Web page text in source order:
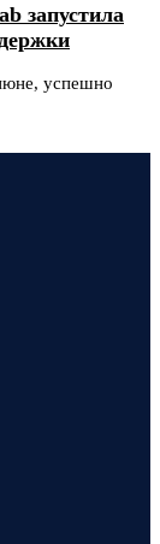
запустила
успешно